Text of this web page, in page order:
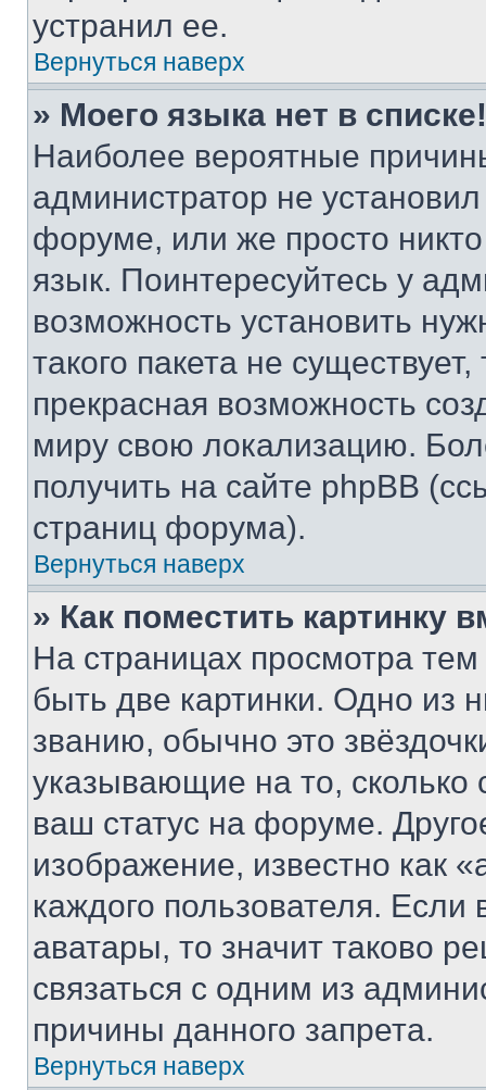
устранил ее.
Вернуться наверх
» Моего языка нет в списке!
Наиболее вероятные
администратор не
форуме, или же просто
язык. Поинтересуйтесь у
возможность установить
такого пакета не
прекрасная возможность
миру свою локализацию.
получить на сайте phpBB
страниц форума).
Вернуться наверх
» Как поместить картинку
На страницах просмотра
быть две картинки. Одно из
званию, обычно это
указывающие на то,
ваш статус на форуме.
изображение, известно как
каждого пользователя.
аватары, то значит таково
связаться с одним из
причины данного запрета.
Вернуться наверх